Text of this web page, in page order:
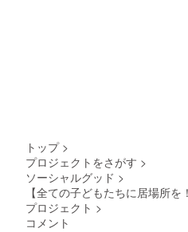
トップ >
プロジェクトをさがす >
ソーシャルグッド >
【全ての子どもたちに居場所
プロジェクト >
コメント